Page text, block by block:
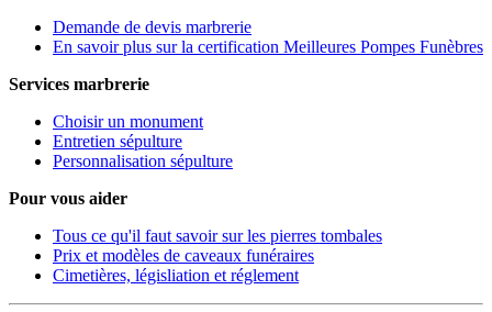
Demande de devis marbrerie
En savoir plus sur la certification Meilleures Pompes Funèbres
Services marbrerie
Choisir un monument
Entretien sépulture
Personnalisation sépulture
Pour vous aider
Tous ce qu'il faut savoir sur les pierres tombales
Prix et modèles de caveaux funéraires
Cimetières, législiation et réglement